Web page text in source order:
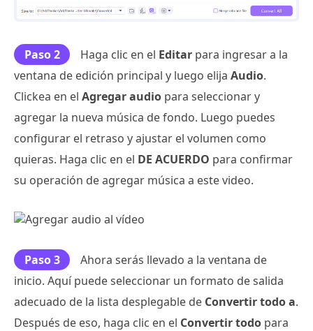
Paso 2 Haga clic en el Editar para ingresar a la
ventana de edición principal y luego elija Audio.
Clickea en el Agregar audio para seleccionar y
agregar la nueva música de fondo. Luego puedes
configurar el retraso y ajustar el volumen como
quieras. Haga clic en el DE ACUERDO para confirmar
su operación de agregar música a este video.
Paso 3
Ahora serás llevado a la ventana de
inicio. Aquí puede seleccionar un formato de salida
adecuado de la lista desplegable de Convertir todo a.
Después de eso, haga clic en el Convertir todo para